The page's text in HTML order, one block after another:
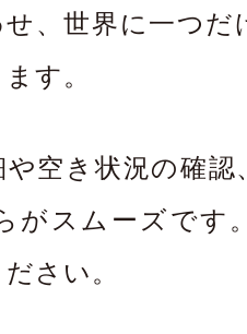
、世界に一つだ
す。
空き状況の確認
がスムーズです
さい。